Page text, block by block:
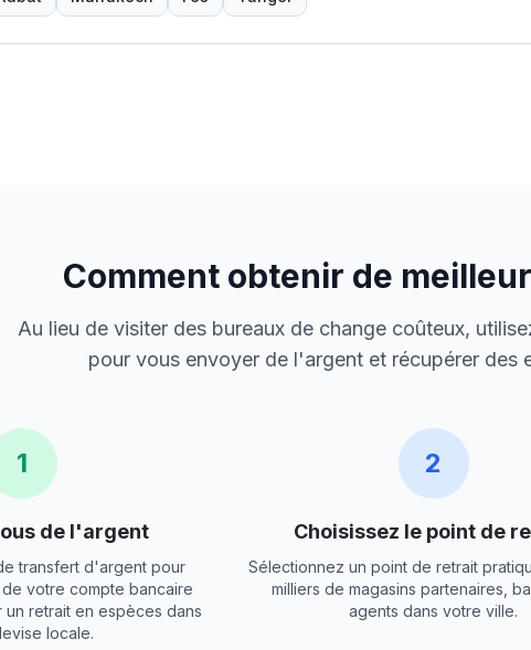
Comment obtenir de
Au lieu de visiter des bureaux de change coûteux,
pour vous envoyer de l'argent et récupérer des
1
de l'argent
transfert d'argent pour
votre compte bancaire
retrait en espèces dans
locale.
2
Choisissez le point de
Sélectionnez un point de retrait
milliers de magasins partenaires,
agents dans votre ville.